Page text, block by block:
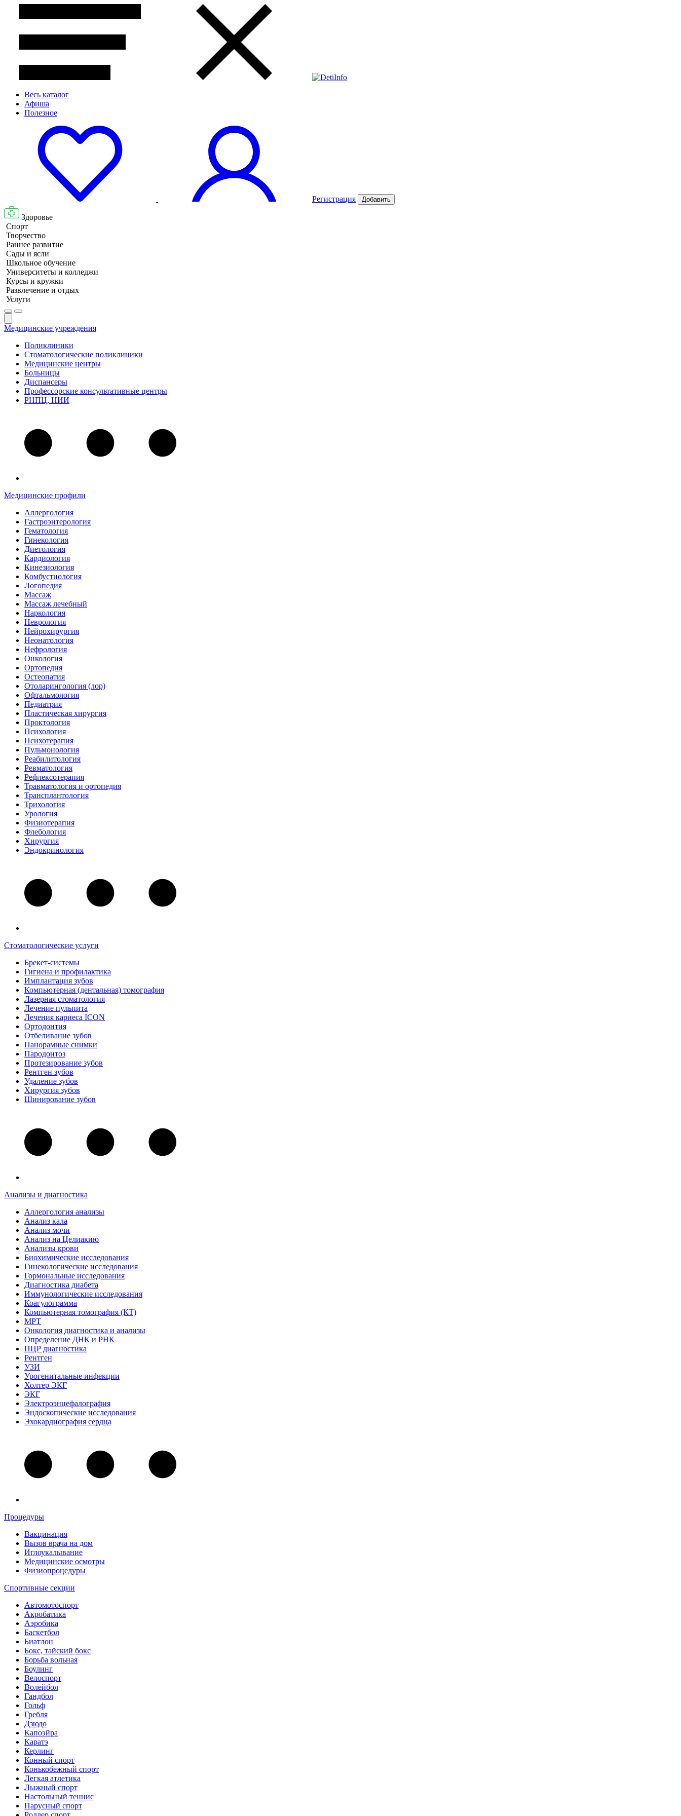
Весь каталог
Афиша
Полезное
Регистрация Добавить
Здоровье
Спорт
Творчество
Раннее развитие
Сады и ясли
Школьное обучение
Университеты и колледжи
Курсы и кружки
Развлечение и отдых
Услуги
Медицинские учреждения
Поликлиники
Стоматологические поликлиники
Медицинские центры
Больницы
Диспансеры
Профессорские консультативные центры
РНПЦ, НИИ
Медицинские профили
Аллергология
Гастроэнтерология
Гематология
Гинекология
Диетология
Кардиология
Кинезиология
Комбустиология
Логопедия
Массаж
Массаж лечебный
Наркология
Неврология
Нейрохирургия
Неонатология
Нефрология
Онкология
Ортопедия
Остеопатия
Отоларингология (лор)
Офтальмология
Педиатрия
Пластическая хирургия
Проктология
Психология
Психотерапия
Пульмонология
Реабилитология
Ревматология
Рефлексотерапия
Травматология и ортопедия
Трансплантология
Трихология
Урология
Физиотерапия
Флебология
Хирургия
Эндокринология
Стоматологические услуги
Брекет-системы
Гигиена и профилактика
Имплантация зубов
Компьютерная (дентальная) томография
Лазерная стоматология
Лечение пульпита
Лечения кариеса ICON
Ортодонтия
Отбеливание зубов
Панорамные снимки
Пародонтоз
Протезирование зубов
Рентген зубов
Удаление зубов
Хирургия зубов
Шинирование зубов
Анализы и диагностика
Аллергология анализы
Анализ кала
Анализ мочи
Анализ на Целиакию
Анализы крови
Биохимические исследования
Гинекологические исследования
Гормональные исследования
Диагностика диабета
Иммунологические исследования
Коагулограмма
Компьютерная томография (КТ)
МРТ
Онкология диагностика и анализы
Определение ДНК и РНК
ПЦР диагностика
Рентген
УЗИ
Урогенитальные инфекции
Холтер ЭКГ
ЭКГ
Электроэнцефалография
Эндоскопические исследования
Эхокардиография сердца
Процедуры
Вакцинация
Вызов врача на дом
Иглоукалывание
Медицинские осмотры
Физиопроцедуры
Спортивные секции
Автомотоспорт
Акробатика
Аэробика
Баскетбол
Биатлон
Бокс, тайский бокс
Борьба вольная
Боулинг
Велоспорт
Волейбол
Гандбол
Гольф
Гребля
Дзюдо
Капоэйра
Каратэ
Керлинг
Конный спорт
Конькобежный спорт
Легкая атлетика
Лыжный спорт
Настольный теннис
Парусный спорт